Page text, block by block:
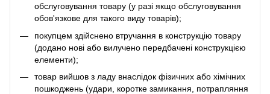
обслуговування товару (у разі якщо обслуговування
обов'язкове для такого виду товарів);
покупцем здійснено втручання в конструкцію товару
(додано нові або вилучено передбачені конструкцією
елементи);
товар вийшов з ладу внаслідок фізичних або хімічних
пошкоджень (удари, коротке замикання, потрапляння